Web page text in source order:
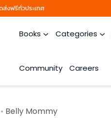
งฟรีทั่วประเทศ
Books Categories
Community Careers
Belly Mommy